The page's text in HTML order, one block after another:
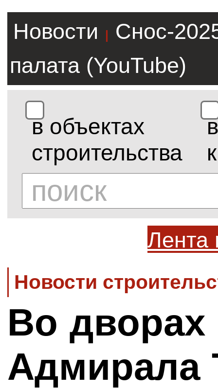
Новости |
Снос-
палата (YouTube)
в объектах
строительства
в
Лента
Новости
Во дворах
Адмирала